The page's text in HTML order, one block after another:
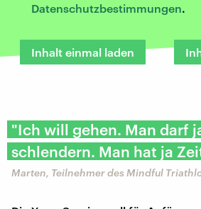
Datenschutzbestimmungen.
Inhalt einmal laden
"Ich will gehen. Man darf
schlendern. Man hat ja
Marten, Teilnehmer des Mindful